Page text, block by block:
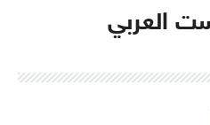
العربي